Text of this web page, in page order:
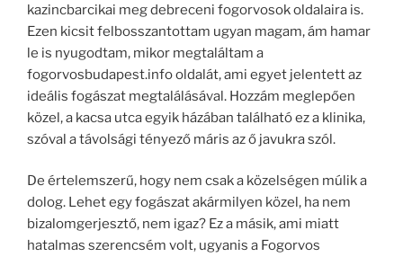
kazincbarcikai meg debreceni fogorvosok oldalaira is.
Ezen kicsit felbosszantottam ugyan magam, ám hamar
le is nyugodtam, mikor megtaláltam a
fogorvosbudapest.info oldalát, ami egyet jelentett az
ideális fogászat megtalálásával. Hozzám meglepően
közel, a kacsa utca egyik házában található ez a klinika,
szóval a távolsági tényező máris az ő javukra szól.
De értelemszerű, hogy nem csak a közelségen múlik a
dolog. Lehet egy fogászat akármilyen közel, ha nem
bizalomgerjesztő, nem igaz? Ez a másik, ami miatt
hatalmas szerencsém volt, ugyanis a Fogorvos